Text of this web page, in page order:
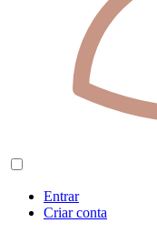
Entrar
Criar conta